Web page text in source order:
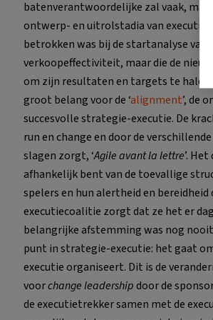
batenverantwoordelijke zal vaak,
ontwerp- en uitrolstadia van executie.
betrokken was bij de startanalyse
verkoopeffectiviteit, maar die de
om zijn resultaten en targets te halen.
groot belang voor de ‘alignment’, de
succesvolle strategie-executie. De
run en change en door de
slagen zorgt, ‘Agile avant la lettre’.
afhankelijk bent van de toevallige
spelers en hun alertheid en
executiecoalitie zorgt dat ze het er
belangrijke afstemming was nog
punt in strategie-executie: het gaat
executie organiseert. Dit is de
voorchange leadershipdoor de
de executietrekker samen met de